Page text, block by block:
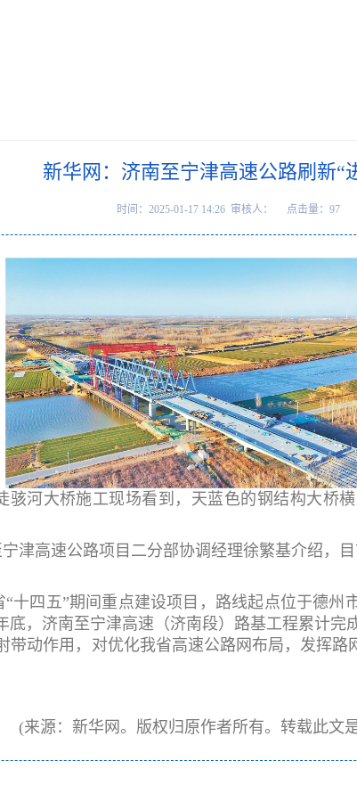
新华网：济南至宁津高速公路刷新“
时间：2025-01-17 14:26 审核人： 点击量： 97
骇河大桥施工现场看到，天蓝色的钢结构大桥
津高速公路项目二分部协调经理徐繁基介绍，
十四五”期间重点建设项目，路线起点位于德
，济南至宁津高速（济南段）路基工程累计完
动作用，对优化我省高速公路网布局，发挥
(来源：新华网。版权归原作者所有。转载此文